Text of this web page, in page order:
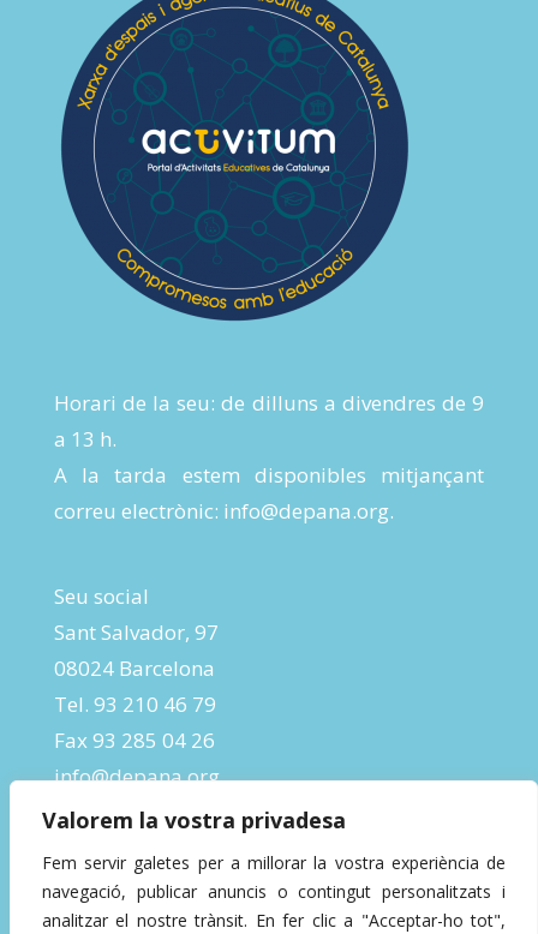
Valorem la vostra privadesa
Fem servir galetes per a millorar la vostra experiència de
navegació, publicar anuncis o contingut personalitzats i
analitzar el nostre trànsit. En fer clic a "Acceptar-ho tot",
Horari de la seu: de dilluns a divendres de 9
a 13 h.
A la tarda estem disponibles mitjançant
correu electrònic: info@depana.org.
Seu social
Sant Salvador, 97
08024 Barcelona
Tel. 93 210 46 79
Fax 93 285 04 26
info@depana.org